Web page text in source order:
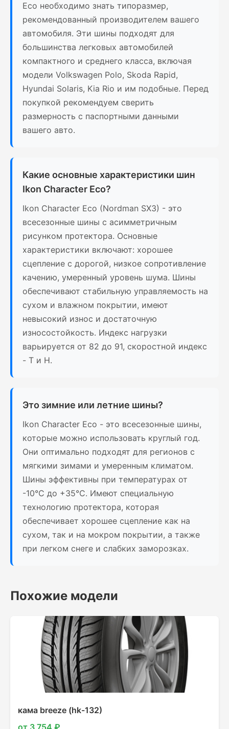
Eco необходимо знать типоразмер,
рекомендованный производителем вашего
автомобиля. Эти шины подходят для
большинства легковых автомобилей
компактного и среднего класса, включая
модели Volkswagen Polo, Skoda Rapid,
Hyundai Solaris, Kia Rio и им подобные. Перед
покупкой рекомендуем сверить
размерность с паспортными данными
вашего авто.
Какие основные характеристики шин
Ikon Character Eco?
Ikon Character Eco (Nordman SX3) - это
всесезонные шины с асимметричным
рисунком протектора. Основные
характеристики включают: хорошее
сцепление с дорогой, низкое сопротивление
качению, умеренный уровень шума. Шины
обеспечивают стабильную управляемость на
сухом и влажном покрытии, имеют
невысокий износ и достаточную
износостойкость. Индекс нагрузки
варьируется от 82 до 91, скоростной индекс
- T и H.
Это зимние или летние шины?
Ikon Character Eco - это всесезонные шины,
которые можно использовать круглый год.
Они оптимально подходят для регионов с
мягкими зимами и умеренным климатом.
Шины эффективны при температурах от
-10°C до +35°C. Имеют специальную
технологию протектора, которая
обеспечивает хорошее сцепление как на
сухом, так и на мокром покрытии, а также
при легком снеге и слабких заморозках.
Похожие модели
кама breeze (hk-132)